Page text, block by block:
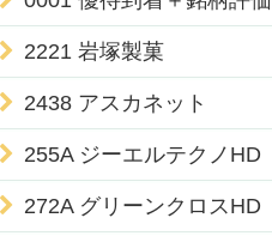
2221 岩塚製菓
2438 アスカネット
255A ジーエルテクノHD
272A グリーンクロスHD